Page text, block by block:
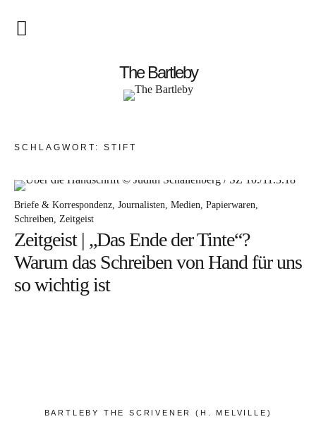
The Bartleby
Startseite
About
Menschen
Kunst
Atelierbesuch
Literatur
Papier & Stift
SCHLAGWORT: STIFT
Briefe & Korrespondenz Journalisten Medien Papierwaren
Schreiben Zeitgeist
Zeitgeist | „Das Ende der Tinte“?
Warum das Schreiben von Hand für uns
so wichtig ist
BARTLEBY THE SCRIVENER (H. MELVILLE)